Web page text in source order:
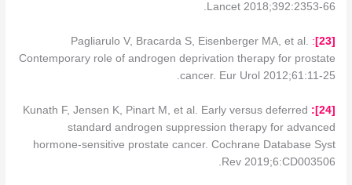
Lancet 2018;392:2353-66.
[
23
]
:
Pagliarulo V, Bracarda S, Eisenberger MA, et al.
Contemporary role of androgen deprivation therapy for prostate
cancer. Eur Urol 2012;61:11-25.
[
24
]:
Kunath F, Jensen K, Pinart M, et al. Early versus deferred
standard androgen suppression therapy for advanced
hormone-sensitive prostate cancer. Cochrane Database Syst
Rev 2019;6:CD003506.